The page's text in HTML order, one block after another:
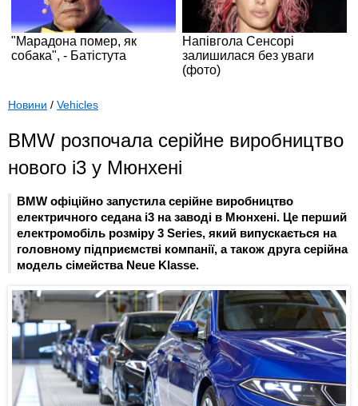
Новини / Vehicles
BMW розпочала серійне виробництво
нового i3 у Мюнхені
BMW офіційно запустила серійне виробництво
електричного седана i3 на заводі в Мюнхені. Це перший
електромобіль розміру 3 Series, який випускається на
головному підприємстві компанії, а також друга серійна
модель сімейства Neue Klasse.